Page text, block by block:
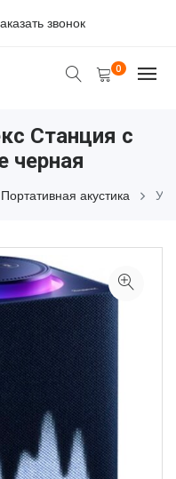
звонок
0
Станция с
черная
Портативная акустика